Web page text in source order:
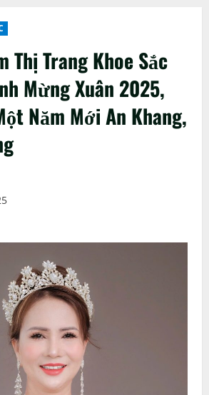
Thị Trang Khoe Sắc
Mừng Xuân 2025,
Năm Mới An Khang,